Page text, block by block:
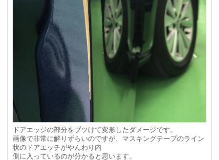
ドアエッジの部分をブツけて変形したダメージです。
画像で非常に解りずらいのですが、マスキングテープのライン
状のドアエッチがやんわり内
側に入っているのが分かると思います。